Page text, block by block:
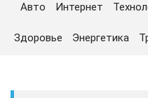
ГЛАВНАЯ
СЕГОДНЯ
Авто Интернет
Здоровье Энергетика